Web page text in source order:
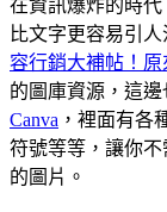
在資訊爆炸的時
比文字更容易引
容行銷大補帖！
的圖庫資源，這
Canva ，裡面有各
符號等等，讓你不
的圖片。